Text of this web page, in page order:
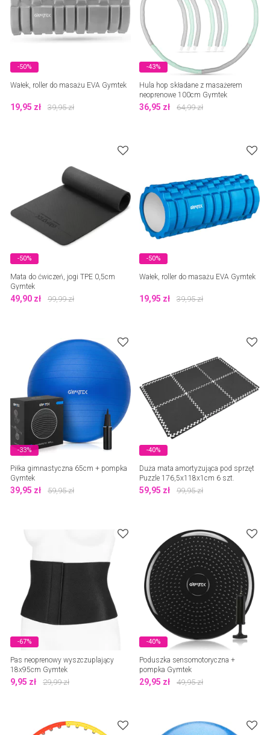
-50%
Wałek, roller do masażu EVA Gymtek
19,95 zł 39,95zł
-43%
Hula hop składane z masażerem
neoprenowe 100cm Gymtek
36,95 zł 64,99zł
-50%
Mata do ćwiczeń, jogi TPE 0,5cm
Gymtek
49,90 zł 99,99zł
-50%
Wałek, roller do masażu EVA Gymtek
19,95 zł 39,95zł
-33%
Piłka gimnastyczna 65cm + pompka
Gymtek
39,95 zł 59,95zł
-40%
Duża mata amortyzująca pod sprzęt
Puzzle 176,5x118x1cm 6 szt.
Gymtek
59,95 zł 99,95zł
-67%
Pas neoprenowy wyszczuplający
18x95cm Gymtek
9,95 zł 29,99zł
-40%
Poduszka sensomotoryczna +
pompka Gymtek
29,95 zł 49,95zł